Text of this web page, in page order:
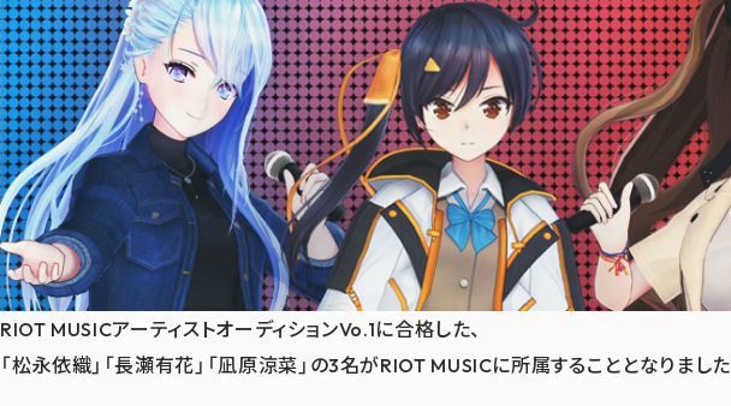
RIOT MUSICアーティストオーディションVo.1に合格した、
「松永依織」「長瀬有花」「凪原涼菜」の3名がRIOT MUSICに所属することとなりまし